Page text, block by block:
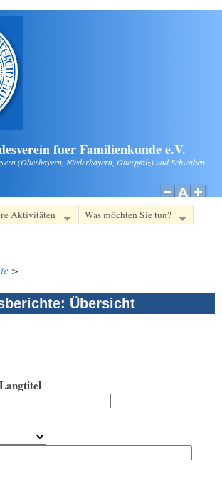
fuer Familienkunde e.V.
(Oberbayern, Niederbayern, Oberpfalz) und Schwaben
Aktivitäten
Was möchten Sie tun?
>
Übersicht